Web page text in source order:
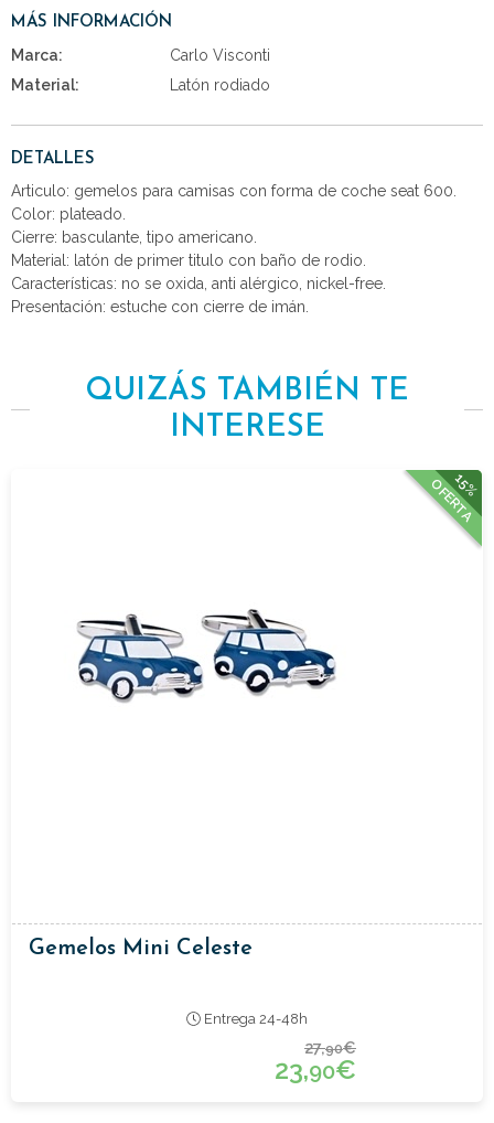
MÁS INFORMACIÓN
Marca:
Carlo Visconti
Material:
Latón rodiado
DETALLES
Articulo: gemelos para camisas con forma de coche seat 600.
Color: plateado.
Cierre: basculante, tipo americano.
Material: latón de primer titulo con baño de rodio.
Características: no se oxida, anti alérgico, nickel-free.
Presentación: estuche con cierre de imán.
QUIZÁS TAMBIÉN TE
INTERESE
15%
OFERTA
Gemelos Mini Celeste
Entrega 24-48h
27,90€
23,90€